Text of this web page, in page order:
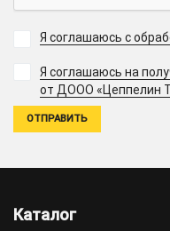
Я соглашаюсь с
Я соглашаюсь на
от ДООО «Цеппелин
Каталог